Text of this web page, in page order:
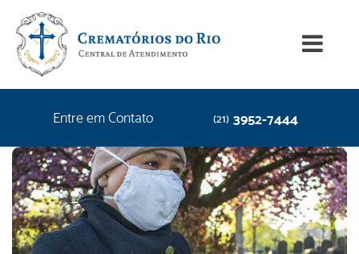
Entre em Contato (21) 3952-7444